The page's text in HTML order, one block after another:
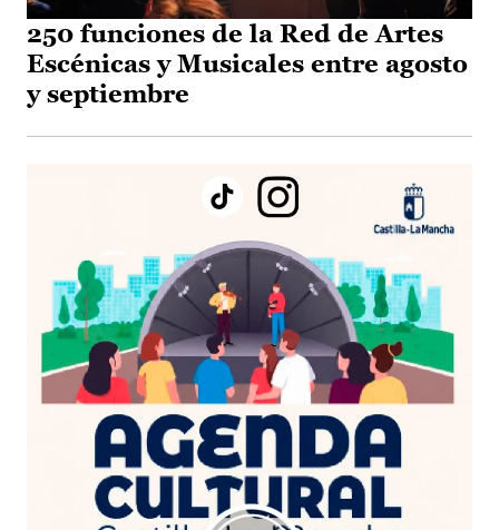
250 funciones de la Red de Artes
Escénicas y Musicales entre agosto
y septiembre